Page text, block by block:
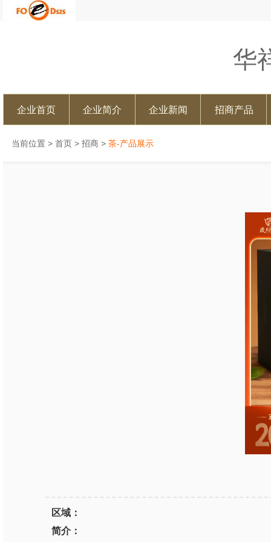
华
企业首页 企业简介 企业新闻 招商产品
当前位置 > 首页 > 招商 > 茶-产品展示
区域：
简介：